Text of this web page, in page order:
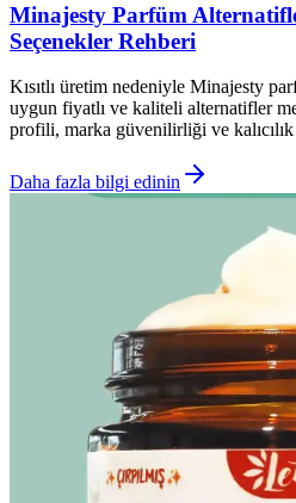
Minajesty Parfüm
Seçenekler Rehberi
Kısıtlı üretim nedeniyle Minajesty
uygun fiyatlı ve kaliteli alternatifler
profili, marka güvenilirliği ve
Daha fazla bilgi edinin